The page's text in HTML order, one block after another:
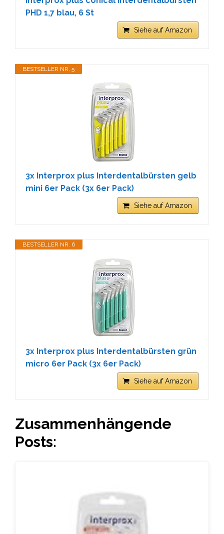
PHD 1,7 blau, 6 St
Siehe auf Amazon
BESTSELLER NR. 5
3x Interprox plus Interdentalbürsten gelb
mini 6er Pack (3x 6er Pack)
Siehe auf Amazon
BESTSELLER NR. 6
3x Interprox plus Interdentalbürsten grün
micro 6er Pack (3x 6er Pack)
Siehe auf Amazon
Zusammenhängende
Posts: